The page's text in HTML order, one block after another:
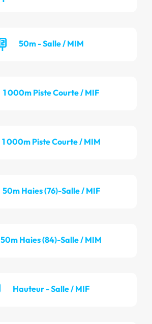
50m - Salle / MIM
1 000m Piste Courte / MIF
1 000m Piste Courte / MIM
50m Haies (76)-Salle / MIF
50m Haies (84)-Salle / MIM
Hauteur - Salle / MIF